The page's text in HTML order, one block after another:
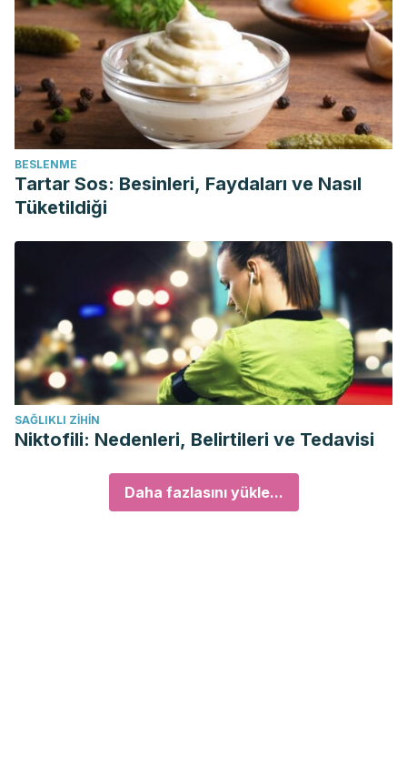
BESLENME
Tartar Sos: Besinleri, Faydaları ve Nasıl
Tüketildiği
SAĞLIKLI ZIHIN
Niktofili: Nedenleri, Belirtileri ve Tedavisi
Daha fazlasını yükle...